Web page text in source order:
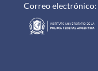
Correo electrónico: